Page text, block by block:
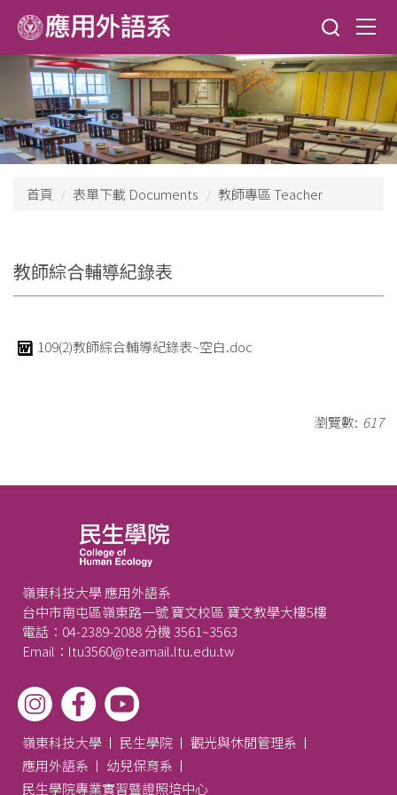
到
主
區
首頁 表單下載 Documents 教師專區 Teacher
教師綜合輔導紀錄表
109(2)教師綜合輔導紀錄表~空白.doc
瀏覽數: 617
嶺東科技大學 應用外語系
台中市南屯區嶺東路一號 寶文校區 寶文教學大樓5樓
電話：04-2389-2088 分機 3561~3563
Email：ltu3560@teamail.ltu.edu.tw
嶺東科技大學 民生學院
觀光與休閒管理系
應用外語系
幼兒保育系
民生學院專業實習暨證照培中心